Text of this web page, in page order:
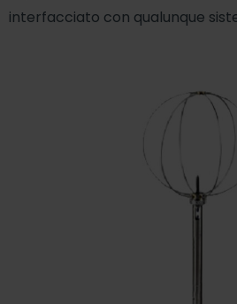
interfacciato con qualunque